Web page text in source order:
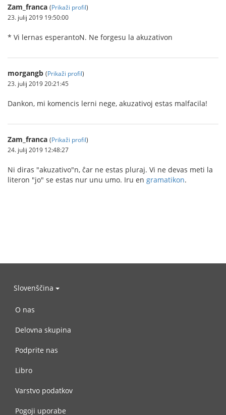
Zam_franca (Prikaži profil)
23. julij 2019 19:50:00
* Vi lernas esperantoN. Ne forgesu la akuzativon
morgangb (Prikaži profil)
23. julij 2019 20:21:45
Dankon, mi komencis lerni nege, akuzativoj estas malfacila!
Zam_franca (Prikaži profil)
24. julij 2019 12:48:27
Ni diras "akuzativo"n, ĉar ne estas pluraj. Vi ne devas meti la
literon "jo" se estas nur unu umo. Iru en gramatikon.
Slovenščina
O nas
Delovna skupina
Podprite nas
Libro
Varstvo podatkov
Pogoji uporabe